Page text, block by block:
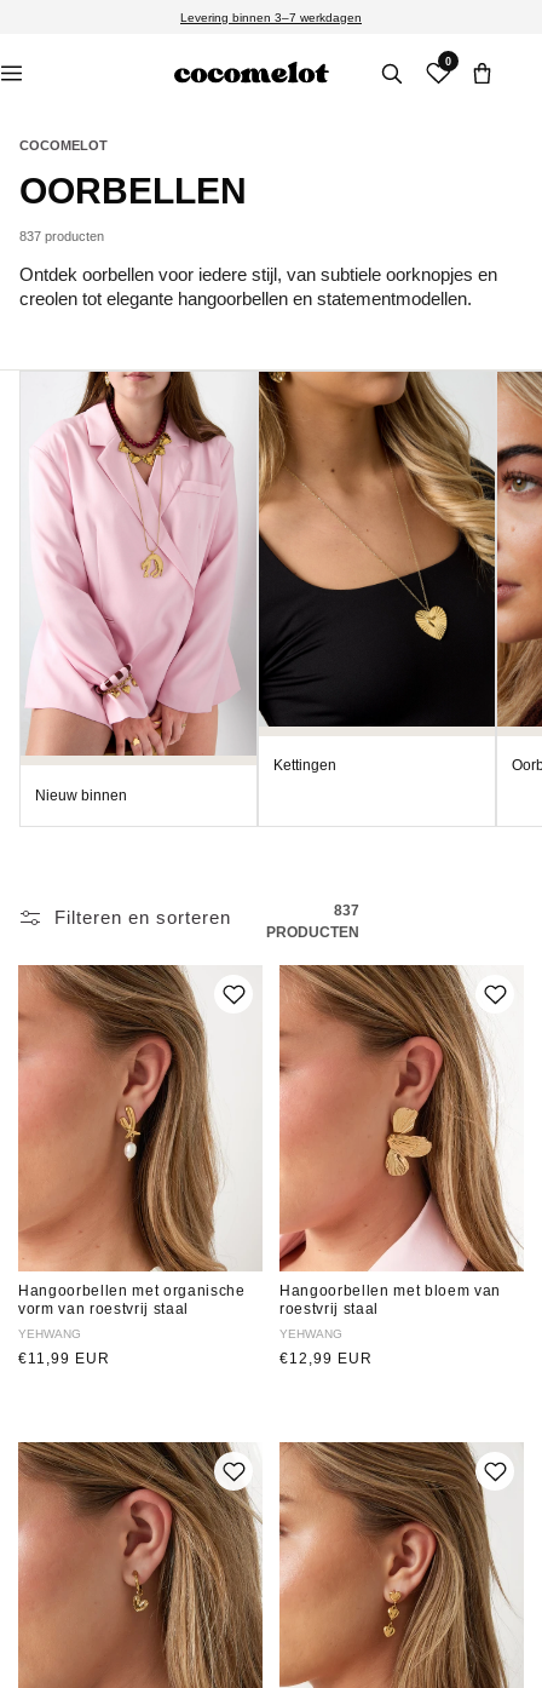
Levering binnen 3–7 werkdagen
0
COCOMELOT
C
O
L
E
E
OORBELLEN
837 producten
Ontdek oorbellen voor iedere stijl, van subtiele oorknopjes en
creolen tot elegante hangoorbellen en statementmodellen.
Nieuw binnen
Kettingen
Filteren en sorteren
837
PRODUCTEN
Hangoorbellen met organische
vorm van roestvrij staal
Verkoper:
YEHWANG
Normale
€11,99 EUR
Hangoorbellen met bloem van
roestvrij staal
Verkoper:
YEHWANG
Normale
€12,99 EUR